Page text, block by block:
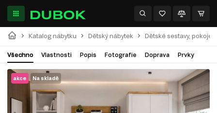
Katalog nábytku Dětský nábytek Dětské sestavy, pokoje
Všechno Vlastnosti Popis Fotografie Doprava Prvky
akce Na skladě